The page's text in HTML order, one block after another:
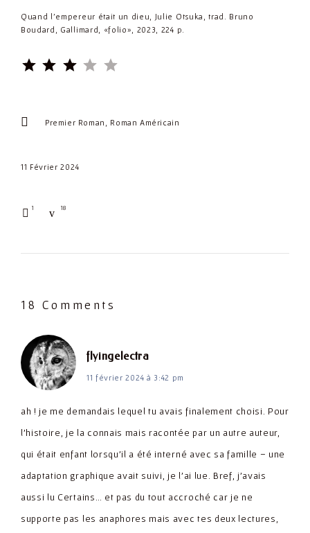
Quand l’empereur était un dieu, Julie Otsuka, trad. Bruno
Boudard, Gallimard, «folio», 2023, 224 p.
⭐⭐⭐
Premier Roman Roman Américain
11 Février 2024
18
1
18 Comments
flyingelectradit :
11 février 2024 à 3:42 pm
ah ! je me demandais lequel tu avais finalement choisi. Pour
l’histoire, je la connais mais racontée par un autre auteur,
qui était enfant lorsqu’il a été interné avec sa famille – une
adaptation graphique avait suivi, je l’ai lue. Bref, j’avais
aussi lu Certains… et pas du tout accroché car je ne
supporte pas les anaphores mais avec tes deux lectures,